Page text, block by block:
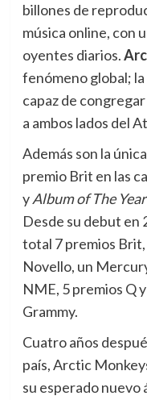
billones de
música online, con
oyentes diarios.
fenómeno global;
capaz de
a ambos lados del
Además son la
premio Brit en las
yAlbum of The Year
Desde su debut en
total 7 premios
Novello, un
NME, 5 premios Q
Grammy.
Cuatro años
país, Arctic
su esperado nuevo